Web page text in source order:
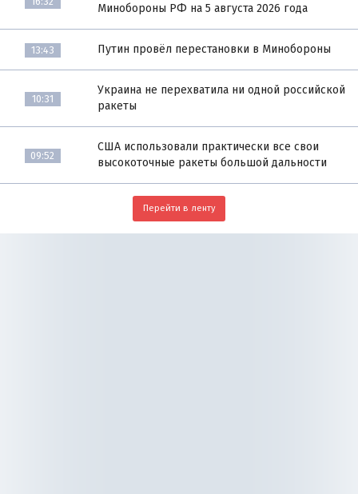
Минобороны РФ на 5 августа 2026 года
13:43 Путин провёл перестановки в Минобороны
10:31
Украина не перехватила ни одной российской
ракеты
09:52
США использовали практически все свои
высокоточные ракеты большой дальности
Перейти в ленту